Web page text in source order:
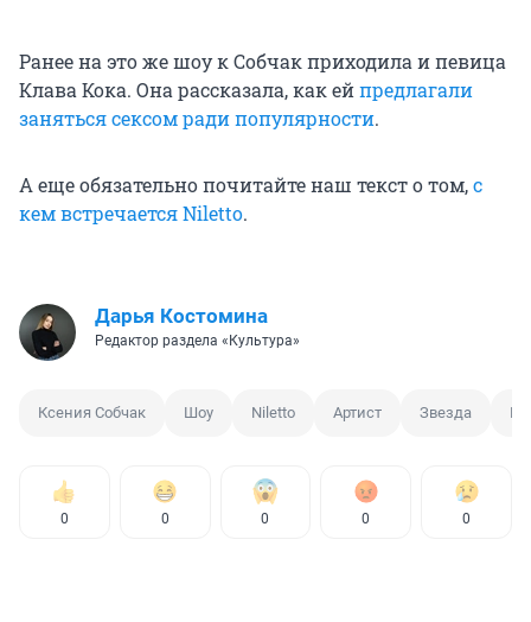
Ранее на это же шоу к Собчак приходила и певица
Клава Кока. Она рассказала, как ейпредлагали
заняться сексом ради популярности.
А еще обязательно почитайте наш текст о том,с
кем встречается Niletto.
Дарья Костомина
Редактор раздела «Культура»
Ксения Собчак Шоу Niletto Артист Звезда
0 0 0 0 0